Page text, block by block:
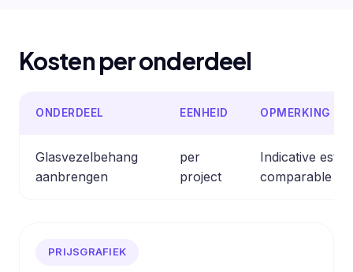
Kosten per onderdeel
ONDERDEEL EENHEID OPMERKING
Glasvezelbehang
aanbrengen
per
project
Indicative
comparable
PRIJSGRAFIEK